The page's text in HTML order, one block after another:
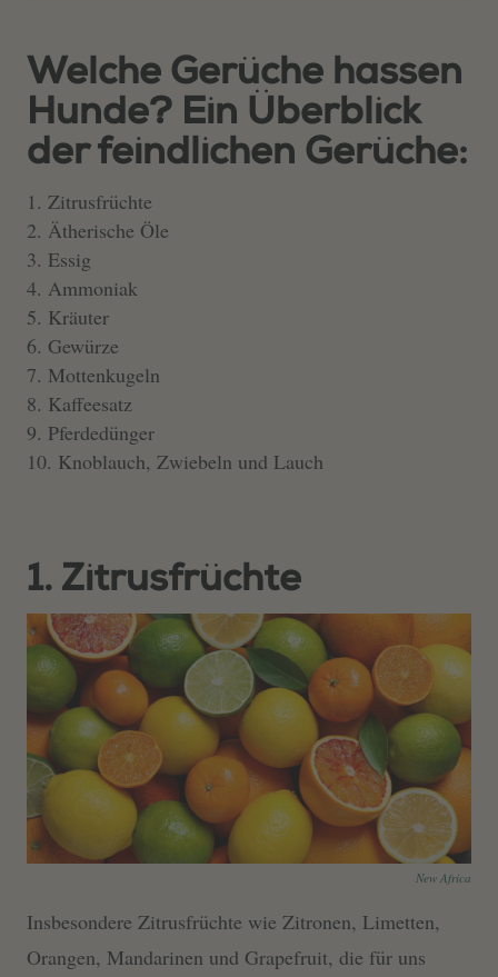
Welche Gerüche hassen
Hunde? Ein Überblick
der feindlichen Gerüche:
Zitrusfrüchte
Ätherische Öle
Essig
Ammoniak
Kräuter
Gewürze
Mottenkugeln
Kaffeesatz
Pferdedünger
Knoblauch, Zwiebeln und Lauch
1. Zitrusfrüchte
New Africa
Insbesondere Zitrusfrüchte wie Zitronen, Limetten,
Orangen, Mandarinen und Grapefruit, die für uns